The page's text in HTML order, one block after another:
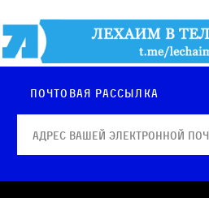
Почтовая рассылка